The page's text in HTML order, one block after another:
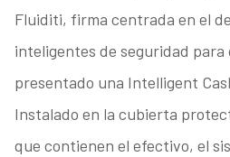
Fluiditi, firma centrada en el
inteligentes de seguridad para
presentado una Intelligent
Instalado en la cubierta
que contienen el efectivo, el